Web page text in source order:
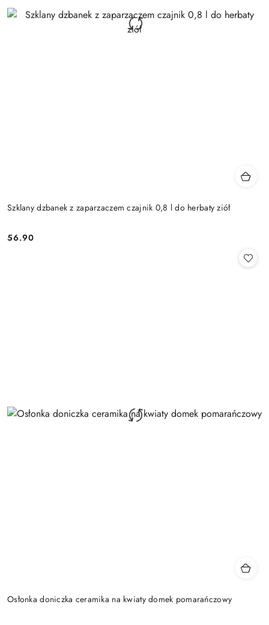
Szklany dzbanek z zaparzaczem czajnik 0,8 l do herbaty ziół
Cena:
56.90
Osłonka doniczka ceramika na kwiaty domek pomarańczowy